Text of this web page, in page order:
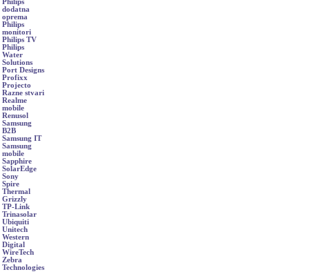
Philips
dodatna
oprema
Philips
monitori
Philips TV
Philips
Water
Solutions
Port Designs
Profixx
Projecto
Razne stvari
Realme
mobile
Renusol
Samsung
B2B
Samsung IT
Samsung
mobile
Sapphire
SolarEdge
Sony
Spire
Thermal
Grizzly
TP-Link
Trinasolar
Ubiquiti
Unitech
Western
Digital
WireTech
Zebra
Technologies